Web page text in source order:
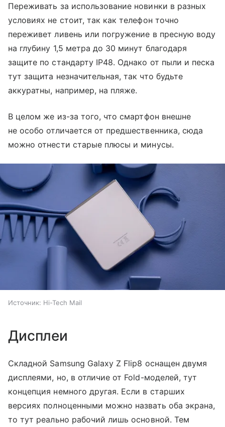
Переживать за использование новинки в разных
условиях не стоит, так как телефон точно
переживет ливень или погружение в пресную воду
на глубину 1,5 метра до 30 минут благодаря
защите по стандарту IP48. Однако от пыли и песка
тут защита незначительная, так что будьте
аккуратны, например, на пляже.
В целом же из-за того, что смартфон внешне
не особо отличается от предшественника, сюда
можно отнести старые плюсы и минусы.
Источник: Hi-Tech Mail
Дисплеи
Складной Samsung Galaxy Z Flip8 оснащен двумя
дисплеями, но, в отличие от Fold-моделей, тут
концепция немного другая. Если в старших
версиях полноценными можно назвать оба экрана,
то тут реально рабочий лишь основной. Тем